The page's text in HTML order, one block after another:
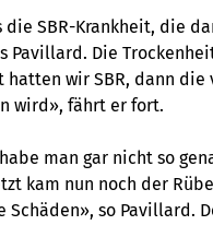
die SBR-Krankheit, die
Pavillard. Die
hatten wir SBR, dann
wird», fährt er fort.
man gar nicht so
kam nun noch der
Schäden», so Pavillard.